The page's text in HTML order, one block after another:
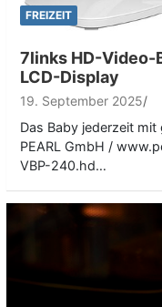
FREIZEIT
7links HD-Video-
LCD-Display
19. September 2025
Das Baby jederzeit
PEARL GmbH /
VBP-240.hd…